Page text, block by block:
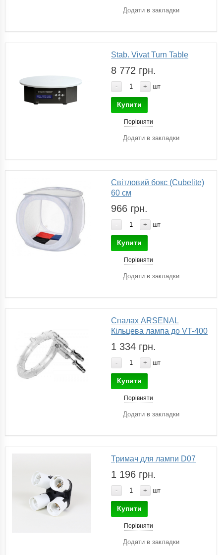
Додати в закладки
Stab. Vivat Turn Table
8 772 грн.
- + шт
Купити
Порівняти
Додати в закладки
Світловий бокс (Cubelite)
60 см
966 грн.
- + шт
Купити
Порівняти
Додати в закладки
Спалах ARSENAL
Кільцева лампа до VT-400
1 334 грн.
- + шт
Купити
Порівняти
Додати в закладки
Тримач для лампи D07
1 196 грн.
- + шт
Купити
Порівняти
Додати в закладки